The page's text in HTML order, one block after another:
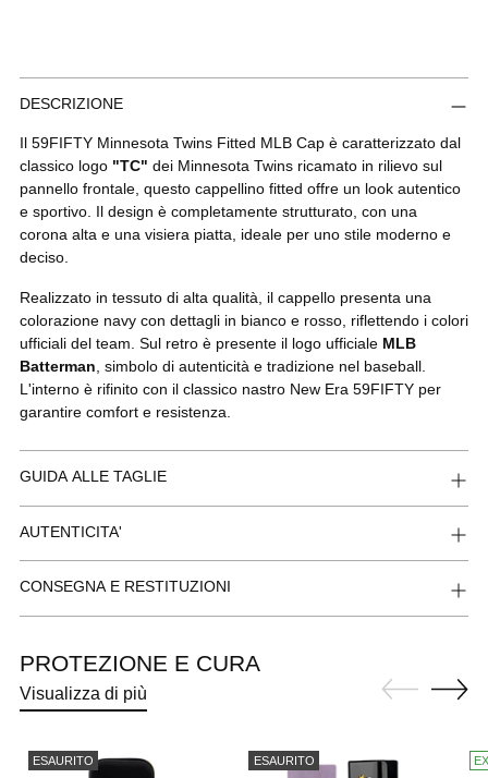
Aggiungere
un
prodotto
al
carrello...
DESCRIZIONE
Il 59FIFTY Minnesota Twins Fitted MLB Cap è caratterizzato dal
classico logo "TC" dei Minnesota Twins ricamato in rilievo sul
pannello frontale, questo cappellino fitted offre un look autentico
e sportivo. Il design è completamente strutturato, con una
corona alta e una visiera piatta, ideale per uno stile moderno e
deciso.
Realizzato in tessuto di alta qualità, il cappello presenta una
colorazione navy con dettagli in bianco e rosso, riflettendo i colori
ufficiali del team. Sul retro è presente il logo ufficiale MLB
Batterman , simbolo di autenticità e tradizione nel baseball.
L'interno è rifinito con il classico nastro New Era 59FIFTY per
garantire comfort e resistenza.
GUIDA ALLE TAGLIE
AUTENTICITA'
CONSEGNA E RESTITUZIONI
PROTEZIONE E CURA
Visualizza di più
ESAURITO ESAURITO